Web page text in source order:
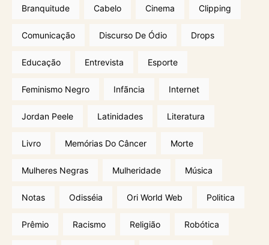
Branquitude Cabelo Cinema Clipping
Comunicação Discurso De Ódio Drops
Educação Entrevista Esporte
Feminismo Negro Infãncia Internet
Jordan Peele Latinidades Literatura
Livro Memórias Do Câncer Morte
Mulheres Negras Mulheridade Música
Notas Odisséia Ori World Web Politica
Prêmio Racismo Religião Robótica